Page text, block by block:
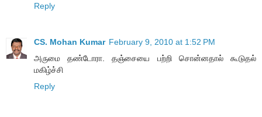
Reply
CS. Mohan Kumar February 9, 2010 at 1:52 PM
அருமை தண்டோரா. தஞ்சையை பற்றி சொன்னதால் கூடுதல்
மகிழ்ச்சி
Reply